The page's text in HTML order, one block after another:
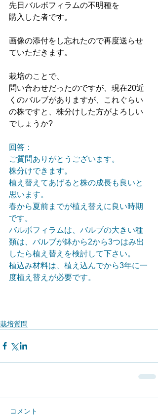
先日バルボフィラムの不明種を
購入した者です。
画像の添付をし忘れたので再度送らせ
ていただきます。
栽培のことで、
問い合わせだったのですが、現在20近
くのバルブがありますが、これぐらい
の株ですと、株分けした方がよろしい
でしょうか?
回答：
ご質問ありがとうございます。
株分けできます。
植え替えてあげると株の成長も良いと
思います。
春から夏前までが植え替えに良い時期
です。
バルボフィラムは、バルブの大きい種
類は、バルブが鉢から2から3つはみ出
したら植え替えを検討して下さい。
植込み材料は、植え込んでから3年に一
度植え替えが必要です。
栽培質問
コメント